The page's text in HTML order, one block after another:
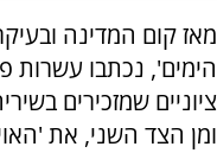
מאז קום המדינה
הימים', נכתבו עשרות
ציוניים שמזכירים
ומן הצד השני, את